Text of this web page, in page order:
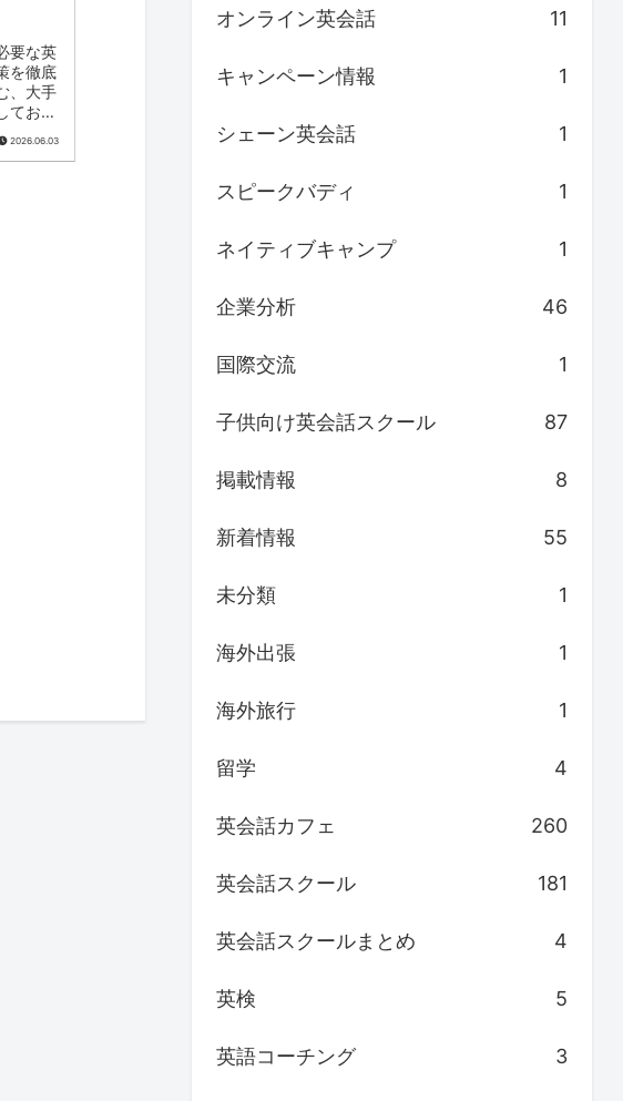
要な英
を徹底
、大手
ておき
にし
2026.06.03
オンライン英会話 11
キャンペーン情報 1
シェーン英会話 1
スピークバディ 1
ネイティブキャンプ 1
企業分析 46
国際交流 1
子供向け英会話スクール 87
掲載情報 8
新着情報 55
未分類 1
海外出張 1
海外旅行 1
留学 4
英会話カフェ 260
英会話スクール 181
英会話スクールまとめ 4
英検 5
英語コーチング 3